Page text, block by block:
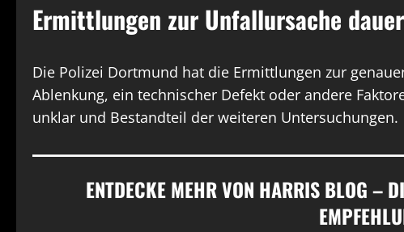
Ermittlungen zur Unfallursache
Die Polizei Dortmund hat die Ermittlungen zur
Ablenkung, ein technischer Defekt oder andere
unklar und Bestandteil der weiteren Untersuchungen.
ENTDECKE MEHR VON HARRIS BLOG –